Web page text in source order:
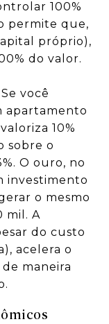
100%
permite que,
próprio),
do valor.
Se você
apartamento
10%
sobre o
O ouro, no
investimento
o mesmo
mil. A
do custo
acelera o
maneira